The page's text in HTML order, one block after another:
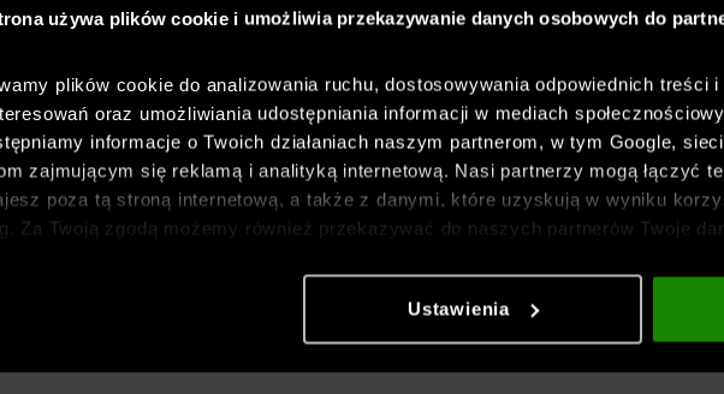
używa plików cookie i umożliwia przekazywanie danych osobowych do
plików cookie do analizowania ruchu, dostosowywania odpowiednich treści
oraz umożliwiania udostępniania informacji w mediach
informacje o Twoich działaniach naszym partnerom, w tym Google,
zajmującym się reklamą i analityką internetową. Nasi partnerzy mogą łączyć
poza tą stroną internetową, a także z danymi, które uzyskują w wyniku
Za Twoją zgodą możemy również przekazywać do naszych partnerów Twoje
Szczegółowe informacje znajdziesz w naszej
Polityce
Ustawienia